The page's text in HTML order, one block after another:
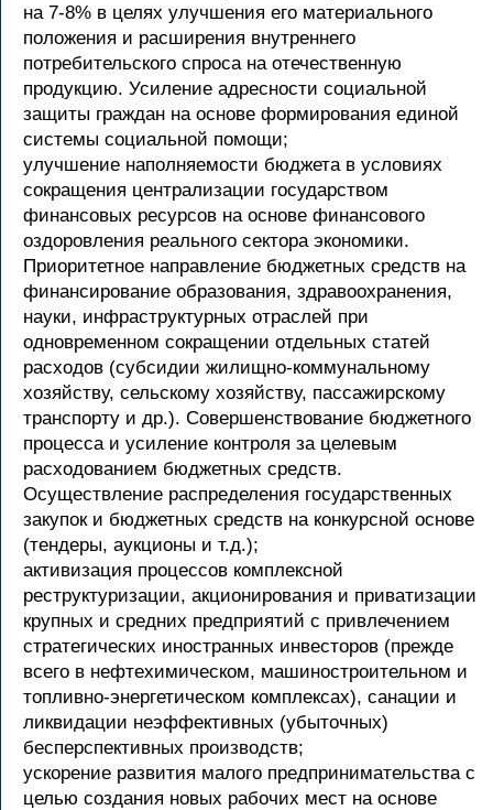
на 7-8% в целях улучшения его материального
положения и расширения внутреннего
потребительского спроса на отечественную
продукцию. Усиление адресности социальной
защиты граждан на основе формирования единой
системы социальной помощи;
улучшение наполняемости бюджета в условиях
сокращения централизации государством
финансовых ресурсов на основе финансового
оздоровления реального сектора экономики.
Приоритетное направление бюджетных средств на
финансирование образования, здравоохранения,
науки, инфраструктурных отраслей при
одновременном сокращении отдельных статей
расходов (субсидии жилищно-коммунальному
хозяйству, сельскому хозяйству, пассажирскому
транспорту и др.). Совершенствование бюджетного
процесса и усиление контроля за целевым
расходованием бюджетных средств.
Осуществление распределения государственных
закупок и бюджетных средств на конкурсной основе
(тендеры, аукционы и т.д.);
активизация процессов комплексной
реструктуризации, акционирования и приватизации
крупных и средних предприятий с привлечением
стратегических иностранных инвесторов (прежде
всего в нефтехимическом, машиностроительном и
топливно-энергетическом комплексах), санации и
ликвидации неэффективных (убыточных)
бесперспективных производств;
ускорение развития малого предпринимательства с
целью создания новых рабочих мест на основе